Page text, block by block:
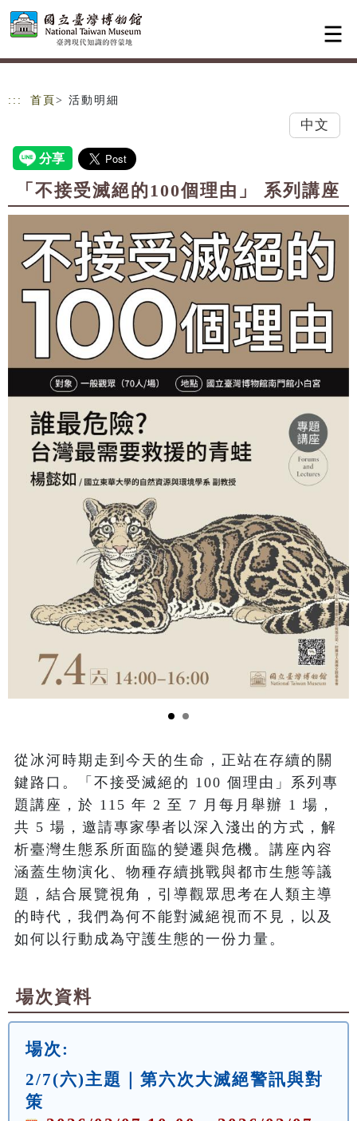
跳到主要內容
網站導覽
::: 首頁 > 活動明細
中文
「不接受滅絕的100個理由」 系列講座
從冰河時期走到今天的生命，正站在存續的關
鍵路口。「不接受滅絕的 100 個理由」系列專
題講座，於 115 年 2 至 7 月每月舉辦 1 場，
共 5 場，邀請專家學者以深入淺出的方式，解
析臺灣生態系所面臨的變遷與危機。講座內容
涵蓋生物演化、物種存續挑戰與都市生態等議
題，結合展覽視角，引導觀眾思考在人類主導
的時代，我們為何不能對滅絕視而不見，以及
如何以行動成為守護生態的一份力量。
場次資料
場次:
2/7(六)主題｜第六次大滅絕警訊與對
策